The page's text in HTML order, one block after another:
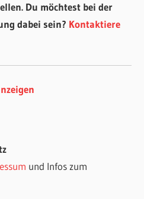
Du möchtest bei der
dabei sein? Kontaktiere
und Infos zum